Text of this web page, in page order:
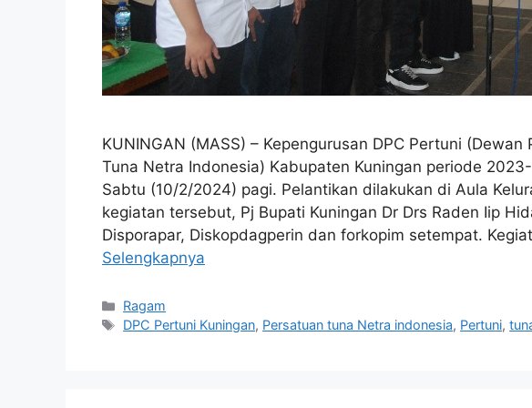
KUNINGAN (MASS) – Kepengurusan DPC Pertuni
Tuna Netra Indonesia) Kabupaten Kuningan periode
Sabtu (10/2/2024) pagi. Pelantikan dilakukan di Aula
kegiatan tersebut, Pj Bupati Kuningan Dr Drs Raden Iip
Disporapar, Diskopdagperin dan forkopim setempat.
Selengkapnya
Kategori
Ragam
Tag
DPC Pertuni Kuningan, Persatuan tuna Netra indonesia, Pertuni,